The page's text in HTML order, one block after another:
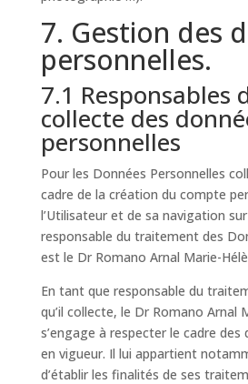
7. Gestion des
personnelles.
7.1 Responsables
collecte des
personnelles
Pour les Données Personnelles
cadre de la création du compte
l’Utilisateur et de sa navigation
responsable du traitement des
est le Dr Romano Arnal Marie-
En tant que responsable du
qu’il collecte, le Dr Romano Arnal
s’engage à respecter le cadre
en vigueur. Il lui appartient
d’établir les finalités de ses